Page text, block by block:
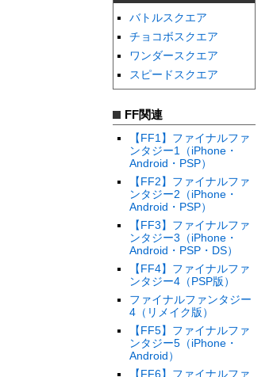
バトルスクエア
チョコボスクエア
ワンダースクエア
スピードスクエア
FF関連
【FF1】ファイナルファ
ンタジー1（iPhone・
Android・PSP）
【FF2】ファイナルファ
ンタジー2（iPhone・
Android・PSP）
【FF3】ファイナルファ
ンタジー3（iPhone・
Android・PSP・DS）
【FF4】ファイナルファ
ンタジー4（PSP版）
ファイナルファンタジー
4（リメイク版）
【FF5】ファイナルファ
ンタジー5（iPhone・
Android）
【FF6】ファイナルファ